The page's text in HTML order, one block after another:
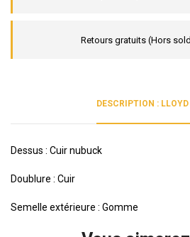
Retours gratuits (Hors
DESCRIPTION :
Dessus : Cuir nubuck
Doublure : Cuir
Semelle extérieure : Gomme